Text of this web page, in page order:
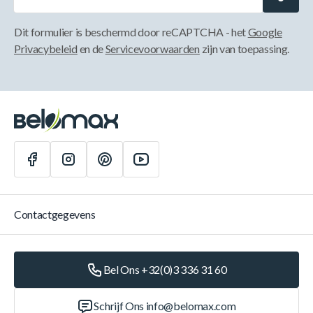
Dit formulier is beschermd door reCAPTCHA - hetGoogle
Privacybeleid en deServicevoorwaarden zijn van toepassing.
Contactgegevens
Bel Ons +32(0)3 336 31 60
Schrijf Ons info@belomax.com